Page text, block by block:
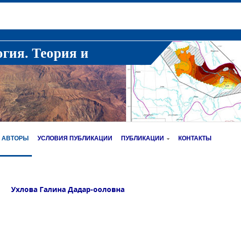
Теория и
АВТОРЫ УСЛОВИЯ ПУБЛИКАЦИИ ПУБЛИКАЦИИ КОНТАКТЫ
Ухлова Галина Дадар-ооловна